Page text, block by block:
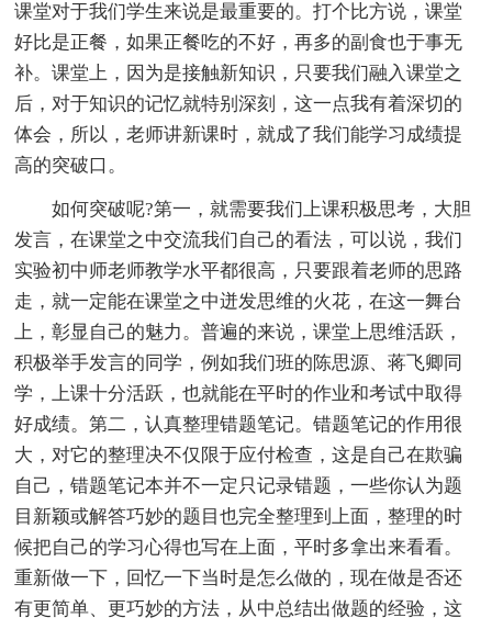
课堂对于我们学生来说是最重要的。打个比方说，课堂
好比是正餐，如果正餐吃的不好，再多的副食也于事无
补。课堂上，因为是接触新知识，只要我们融入课堂之
后，对于知识的记忆就特别深刻，这一点我有着深切的
体会，所以，老师讲新课时，就成了我们能学习成绩提
高的突破口。
如何突破呢?第一，就需要我们上课积极思考，大胆
发言，在课堂之中交流我们自己的看法，可以说，我们
实验初中师老师教学水平都很高，只要跟着老师的思路
走，就一定能在课堂之中迸发思维的火花，在这一舞台
上，彰显自己的魅力。普遍的来说，课堂上思维活跃，
积极举手发言的同学，例如我们班的陈思源、蒋飞卿同
学，上课十分活跃，也就能在平时的作业和考试中取得
好成绩。第二，认真整理错题笔记。错题笔记的作用很
大，对它的整理决不仅限于应付检查，这是自己在欺骗
自己，错题笔记本并不一定只记录错题，一些你认为题
目新颖或解答巧妙的题目也完全整理到上面，整理的时
候把自己的学习心得也写在上面，平时多拿出来看看。
重新做一下，回忆一下当时是怎么做的，现在做是否还
有更简单、更巧妙的方法，从中总结出做题的经验，这